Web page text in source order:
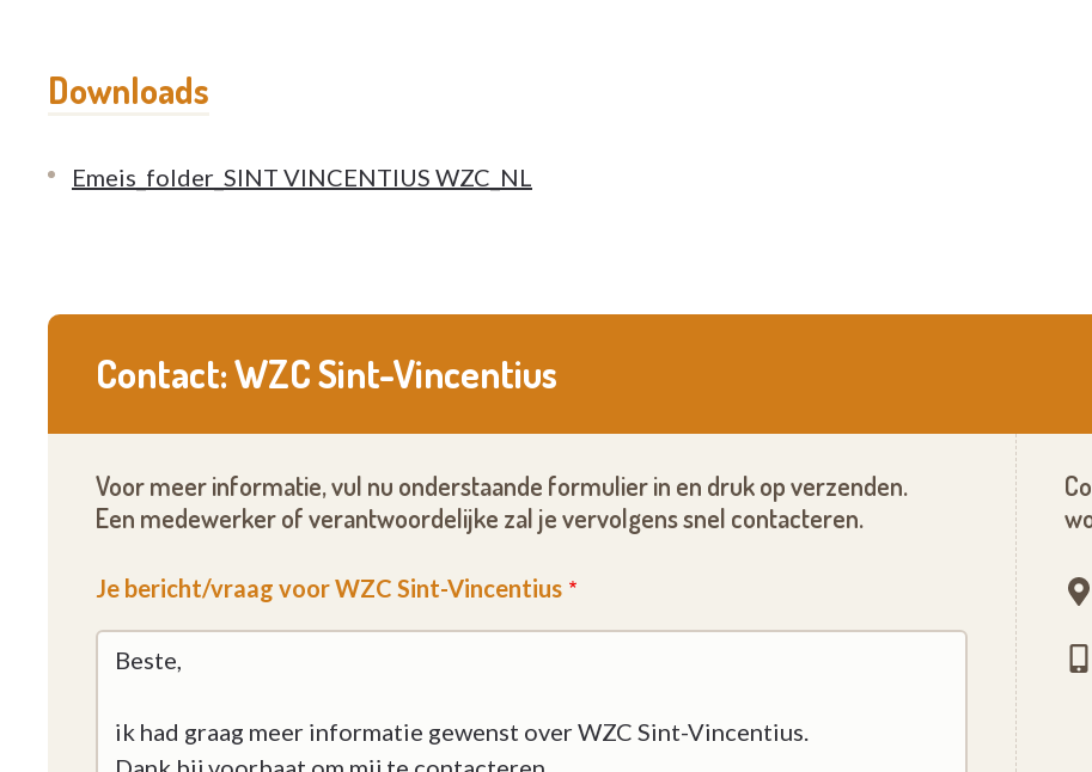
Downloads
Emeis_folder_SINT VINCENTIUS WZC_NL
Contact: WZC Sint-Vincentius
Voor meer informatie, vul nu onderstaande formulier in en druk op verzenden.
Een medewerker of verantwoordelijke zal je vervolgens snel contacteren.
Je bericht/vraag voor WZC Sint-Vincentius